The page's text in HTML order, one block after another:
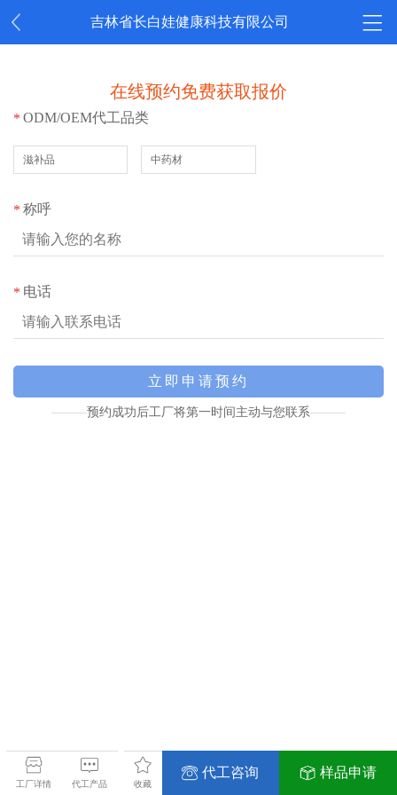
吉林省长白娃健康科技有限公司
在线预约免费获取报价
* ODM/OEM代工品类
滋补品 中药材
* 称呼
* 电话
预约成功后工厂将第一时间主动与您联系
工厂详情 代工产品 收藏
代工咨询 样品申请